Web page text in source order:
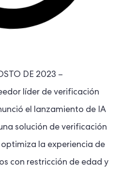
DE 2023 –
líder de verificación
el lanzamiento de IA
solución de verificación
la experiencia de
con restricción de edad y